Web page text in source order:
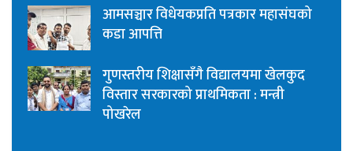
आमसञ्चार विधेयकप्रति पत्रकार महासंघको
कडा आपत्ति
गुणस्तरीय शिक्षासँगै विद्यालयमा खेलकुद
विस्तार सरकारको प्राथमिकता : मन्त्री
पोखरेल